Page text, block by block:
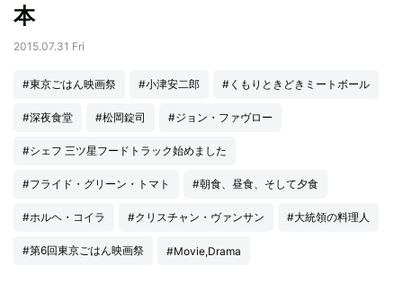
本
2015.07.31 Fri
#東京ごはん映画祭 #小津安二郎 #くもりときどきミートボール
#深夜食堂 #松岡錠司 #ジョン・ファヴロー
#シェフ 三ツ星フードトラック始めました
#フライド・グリーン・トマト #朝食、昼食、そして夕食
#ホルヘ・コイラ #クリスチャン・ヴァンサン #大統領の料理人
#第6回東京ごはん映画祭 #Movie,Drama